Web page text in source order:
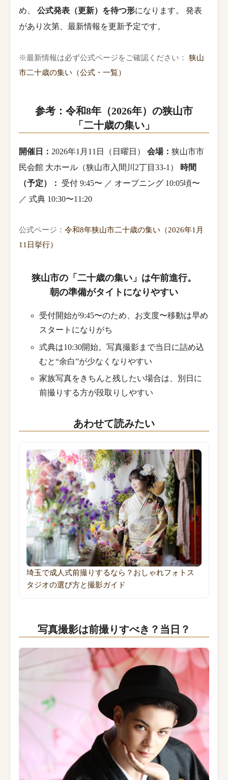
め、 公式発表（更新）を待つ形になります。 発表
があり次第、最新情報を更新予定です。
※最新情報は必ず公式ページをご確認ください：
狭山
市二十歳の集い（公式・一覧）
参考：令和8年（2026年）の狭山市
「二十歳の集い」
開催日： 2026年1月11日（日曜日） 会場： 狭山市市
民会館 大ホール（狭山市入間川2丁目33-1）
時間
（予定）：
受付 9:45〜 ／ オープニング 10:05頃〜
／ 式典 10:30〜11:20
公式ページ： 令和8年狭山市二十歳の集い（2026年1月
11日挙行）
狭山市の「二十歳の集い」は午前進行。
朝の準備がタイトになりやすい
受付開始が9:45〜のため、お支度〜移動は早め
スタートになりがち
式典は10:30開始。写真撮影まで当日に詰め込
むと“余白”が少なくなりやすい
家族写真をきちんと残したい場合は、別日に
前撮りする方が段取りしやすい
あわせて読みたい
埼玉で成人式前撮りするなら？おしゃれフォトス
タジオの選び方と撮影ガイド
写真撮影は前撮りすべき？当日？